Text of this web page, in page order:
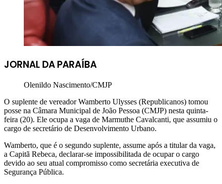
JORNAL DA PARAÍBA
Olenildo Nascimento/CMJP
O suplente de vereador Wamberto Ulysses (Republicanos) tomou
posse na Câmara Municipal de João Pessoa (CMJP) nesta quinta-
feira (20). Ele ocupa a vaga de Marmuthe Cavalcanti, que assumiu o
cargo de secretário de Desenvolvimento Urbano.
Wamberto, que é o segundo suplente, assume após a titular da vaga,
a Capitã Rebeca, declarar-se impossibilitada de ocupar o cargo
devido ao seu atual compromisso como secretária executiva de
Segurança Pública.